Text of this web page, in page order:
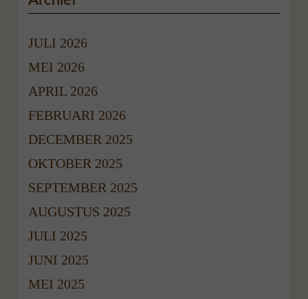
JULI 2026
MEI 2026
APRIL 2026
FEBRUARI 2026
DECEMBER 2025
OKTOBER 2025
SEPTEMBER 2025
AUGUSTUS 2025
JULI 2025
JUNI 2025
MEI 2025